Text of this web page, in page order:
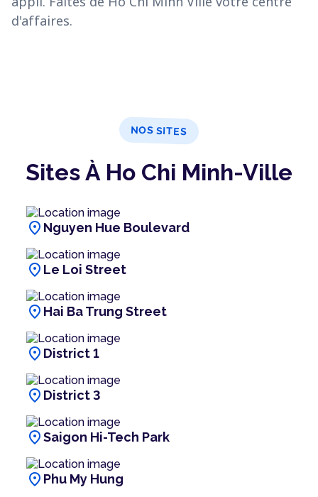
d'affaires.
NOS SITES
Sites À Ho Chi Minh-Ville
location_on Nguyen Hue Boulevard
location_on Le Loi Street
location_on Hai Ba Trung Street
location_on District 1
location_on District 3
location_onSaigon Hi-Tech Park
location_on Phu My Hung